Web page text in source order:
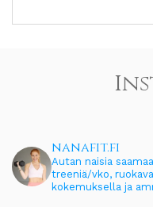
nanafit.fi
Autan naisia
treeniä/vko,
kokemuksella ja